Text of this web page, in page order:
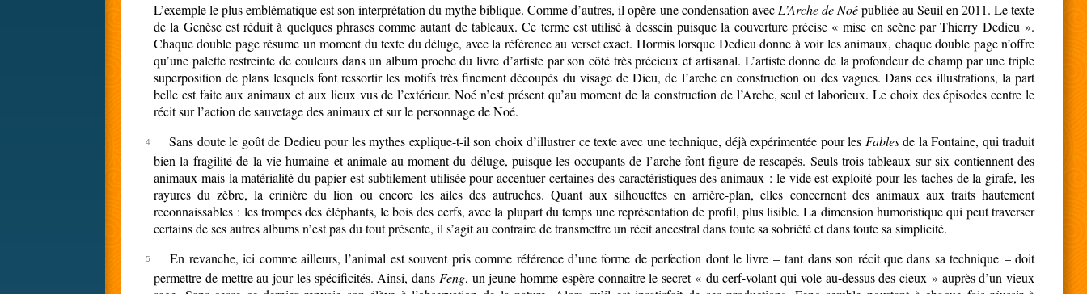
L’exemple le plus emblématique est son interprétation du mythe biblique. Comme d’autres, il opère une condensation avec L’Arche de Noépubliée au Seuil en 2011. Le texte
de la Genèse est réduit à quelques phrases comme autant de tableaux. Ce terme est utilisé à dessein puisque la couverture précise « mise en scène par Thierry Dedieu ».
Chaque double page résume un moment du texte du déluge, avec la référence au verset exact. Hormis lorsque Dedieu donne à voir les animaux, chaque double page n’offre
qu’une palette restreinte de couleurs dans un album proche du livre d’artiste par son côté très précieux et artisanal. L’artiste donne de la profondeur de champ par une triple
superposition de plans lesquels font ressortir les motifs très finement découpés du visage de Dieu, de l’arche en construction ou des vagues. Dans ces illustrations, la part
belle est faite aux animaux et aux lieux vus de l’extérieur. Noé n’est présent qu’au moment de la construction de l’Arche, seul et laborieux. Le choix des épisodes centre le
récit sur l’action de sauvetage des animaux et sur le personnage de Noé.
Sans doute le goût de Dedieu pour les mythes explique-t-il son choix d’illustrer ce texte avec une technique, déjà expérimentée pour les Fablesde la Fontaine, qui traduit
bien la fragilité de la vie humaine et animale au moment du déluge, puisque les occupants de l’arche font figure de rescapés. Seuls trois tableaux sur six contiennent des
animaux mais la matérialité du papier est subtilement utilisée pour accentuer certaines des caractéristiques des animaux : le vide est exploité pour les taches de la girafe, les
rayures du zèbre, la crinière du lion ou encore les ailes des autruches. Quant aux silhouettes en arrière-plan, elles concernent des animaux aux traits hautement
reconnaissables : les trompes des éléphants, le bois des cerfs, avec la plupart du temps une représentation de profil, plus lisible. La dimension humoristique qui peut traverser
certains de ses autres albums n’est pas du tout présente, il s’agit au contraire de transmettre un récit ancestral dans toute sa sobriété et dans toute sa simplicité.
En revanche, ici comme ailleurs, l’animal est souvent pris comme référence d’une forme de perfection dont le livre – tant dans son récit que dans sa technique – doit
permettre de mettre au jour les spécificités. Ainsi, dans Feng, un jeune homme espère connaître le secret « du cerf-volant qui vole au-dessus des cieux » auprès d’un vieux